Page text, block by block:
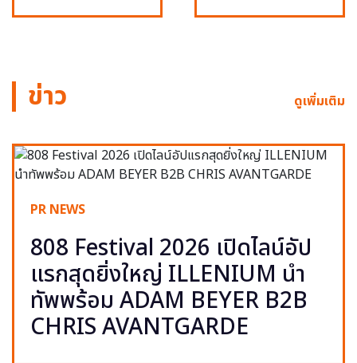
ข่าว ดูเพิ่มเติม
PR NEWS
808 Festival 2026 เปิดไลน์อัป
แรกสุดยิ่งใหญ่ ILLENIUM นำ
ทัพพร้อม ADAM BEYER B2B
CHRIS AVANTGARDE